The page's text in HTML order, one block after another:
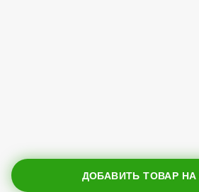
ДОБАВИТЬ ТОВАР НА